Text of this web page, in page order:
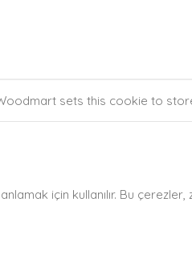
sets this cookie to
için kullanılır. Bu çerezler,